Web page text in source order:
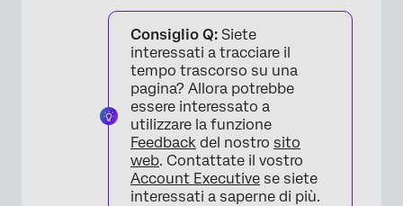
Consiglio Q: Siete
interessati a tracciare il
tempo trascorso su una
pagina? Allora potrebbe
essere interessato a
utilizzare la funzione
Feedback del nostro sito
web. Contattate il vostro
Account Executive se siete
interessati a saperne di più.